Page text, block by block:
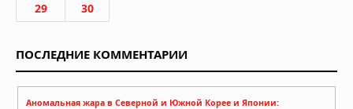
29
30
ПОСЛЕДНИЕ КОММЕНТАРИИ
Аномальная жара в Северной и Южной Корее и Японии: